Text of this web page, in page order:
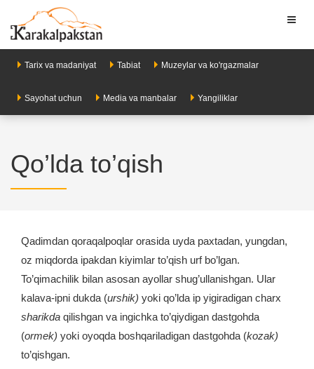
Tarix va madaniyat Tabiat Muzeylar va ko'rgazmalar
Sayohat uchun Media va manbalar Yangiliklar
Qo’lda to’qish
Qadimdan qoraqalpoqlar orasida uyda paxtadan, yungdan,
oz miqdorda ipakdan kiyimlar to’qish urf bo’lgan.
To’qimachilik bilan asosan ayollar shug’ullanishgan. Ular
kalava-ipni dukda (urshik) yoki qo’lda ip yigiradigan charx
sharikda qilishgan va ingichka to’qiydigan dastgohda
(ormek) yoki oyoqda boshqariladigan dastgohda (kozak)
to’qishgan.